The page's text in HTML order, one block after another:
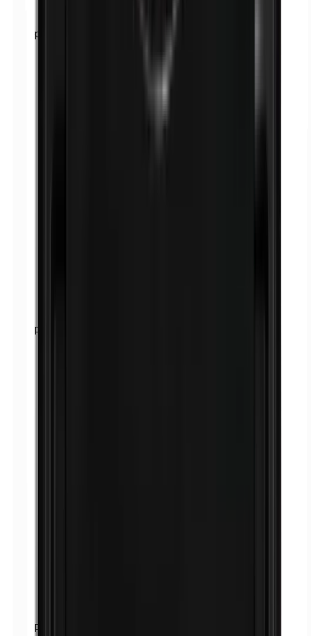
p-Propilparabenos
Parabenos
Parafenilendiamina (PPD)